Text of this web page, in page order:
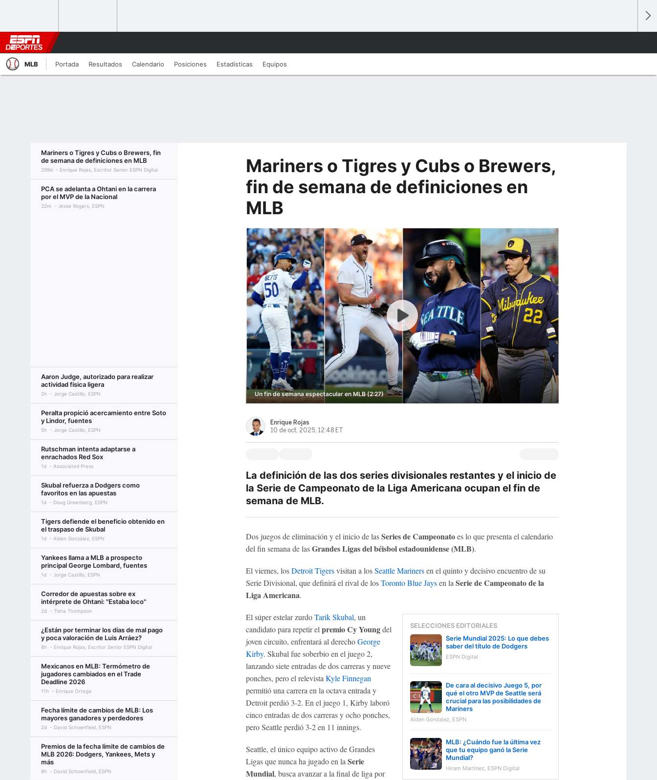
MLB Portada Resultados Calendario Posiciones Estadísticas Equipos
Mariners o Tigres y Cubs o Brewers, fin
de semana de definiciones en MLB
299d Enrique Rojas, Escritor Senior ESPN Digital
PCA se adelanta a Ohtani en la carrera
por el MVP de la Nacional
32m Jesse Rogers, ESPN
Aaron Judge, autorizado para realizar
actividad física ligera
2h Jorge Castillo, ESPN
Peralta propició acercamiento entre Soto
y Lindor, fuentes
5h Jorge Castillo, ESPN
Rutschman intenta adaptarse a
enrachados Red Sox
1d Associated Press
Skubal refuerza a Dodgers como
favoritos en las apuestas
1d Doug Greenberg, ESPN
Tigers defiende el beneficio obtenido en
el traspaso de Skubal
1d Alden González, ESPN
Yankees llama a MLB a prospecto
principal George Lombard, fuentes
1d Jorge Castillo, ESPN
Corredor de apuestas sobre ex
intérprete de Ohtani: "Estaba loco"
2d Tisha Thompson
¿Están por terminar los días de mal pago
y poca valoración de Luis Arráez?
8h Enrique Rojas, Escritor Senior ESPN Digital
Mexicanos en MLB: Termómetro de
jugadores cambiados en el Trade
Deadline 2026
11h Enrique Ortega
Fecha límite de cambios de MLB: Los
mayores ganadores y perdedores
2d David Schoenfield, ESPN
Premios de la fecha límite de cambios de
MLB 2026: Dodgers, Yankees, Mets y
más
8h David Schoenfield, ESPN
Mariners o Tigres y Cubs o Brewers,
fin de semana de definiciones en
MLB
Un fin de semana espectacular en MLB (2:27)
Enrique Rojas
10 de oct, 2025, 12:48 ET
La definición de las dos series divisionales restantes y el inicio de
la Serie de Campeonato de la Liga Americana ocupan el fin de
semana de MLB.
Dos juegos de eliminación y el inicio de lasSeries de Campeonatoes lo que presenta el calendario
del fin semana de lasGrandes Ligas del béisbol estadounidense (MLB).
El viernes, losDetroit Tigersvisitan a losSeattle Marinersen el quinto y decisivo encuentro de su
Serie Divisional, que definirá el rival de losToronto Blue Jaysen la Serie de Campeonato de la
Liga Americana.
SELECCIONES EDITORIALES
Serie Mundial 2025: Lo que debes
saber del título de Dodgers
ESPN Digital
De cara al decisivo Juego 5, por
qué el otro MVP de Seattle será
crucial para las posibilidades de
Mariners
Alden Gonzalez, ESPN
MLB: ¿Cuándo fue la última vez
que tu equipo ganó la Serie
Mundial?
Hiram Martínez, ESPN Digital
El súper estelar zurdoTarik Skubal, un
candidato para repetir el premio Cy Youngdel
joven circuito, enfrentará al derechoGeorge
Kirby. Skubal fue soberbio en el juego 2,
lanzando siete entradas de dos carreras y nueve
ponches, pero el relevista Kyle Finnegan
permitió una carrera en la octava entrada y
Detroit perdió 3-2. En el juego 1, Kirby laboró
cinco entradas de dos carreras y ocho ponches,
pero Seattle perdió 3-2 en 11 innings.
Seattle, el único equipo activo de Grandes
Ligas que nunca ha jugado en la Serie
Mundial, busca avanzar a la final de liga por